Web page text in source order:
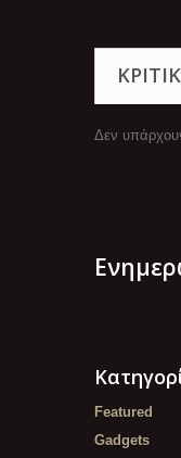
Δεν
Featured
Gadgets